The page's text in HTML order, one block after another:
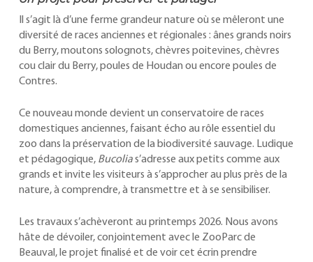
Il s’agit là d’une ferme grandeur nature où se mêleront une
diversité de races anciennes et régionales : ânes grands noirs
du Berry, moutons solognots, chèvres poitevines, chèvres
cou clair du Berry, poules de Houdan ou encore poules de
Contres.
Ce nouveau monde devient un conservatoire de races
domestiques anciennes, faisant écho au rôle essentiel du
zoo dans la préservation de la biodiversité sauvage. Ludique
et pédagogique, Bucolias’adresse aux petits comme aux
grands et invite les visiteurs à s’approcher au plus près de la
nature, à comprendre, à transmettre et à se sensibiliser.
Les travaux s’achèveront au printemps 2026. Nous avons
hâte de dévoiler, conjointement avec le ZooParc de
Beauval, le projet finalisé et de voir cet écrin prendre